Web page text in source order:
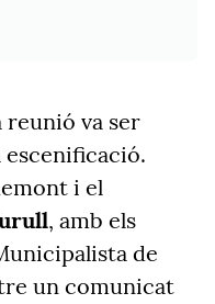
reunió va ser
escenificació.
i el
, amb els
de
un comunicat